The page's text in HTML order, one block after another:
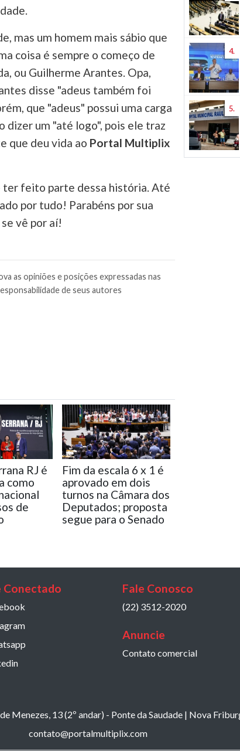
mas um homem mais sábio que
coisa é sempre o começo de
ou Guilherme Arantes. Opa,
disse "adeus também foi
que "adeus" possui uma carga
dizer um "até logo", pois ele traz
que deu vida ao Portal Multiplix
ter feito parte dessa história. Até
por tudo! Parabéns por sua
vê por aí!
as opiniões e posições expressadas nas
de seus autores
RJ é
como
de
Fim da escala 6 x 1 é
aprovado em dois
turnos na Câmara dos
Deputados; proposta
segue para o Senado
4.
5.
Conectado Fale Conosco
(22) 3512-2020
Anuncie
Contato comercial
Menezes, 13 (2º andar) - Ponte da Saudade | Nova
contato@portalmultiplix.com